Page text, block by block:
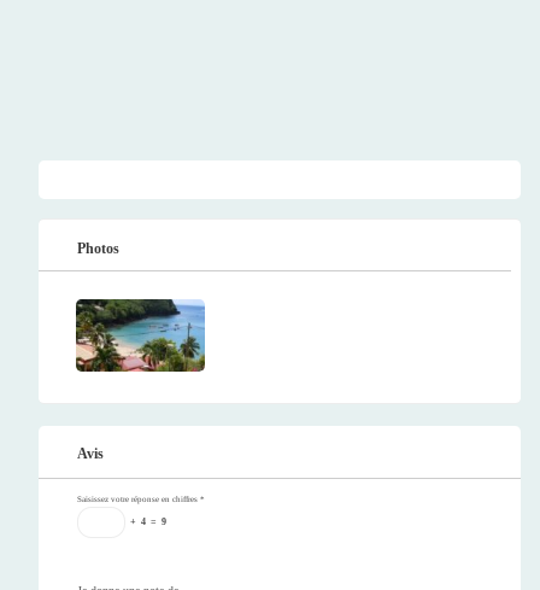
Photos
Avis
Saisissez votre réponse en chiffres *
+ 4 = 9